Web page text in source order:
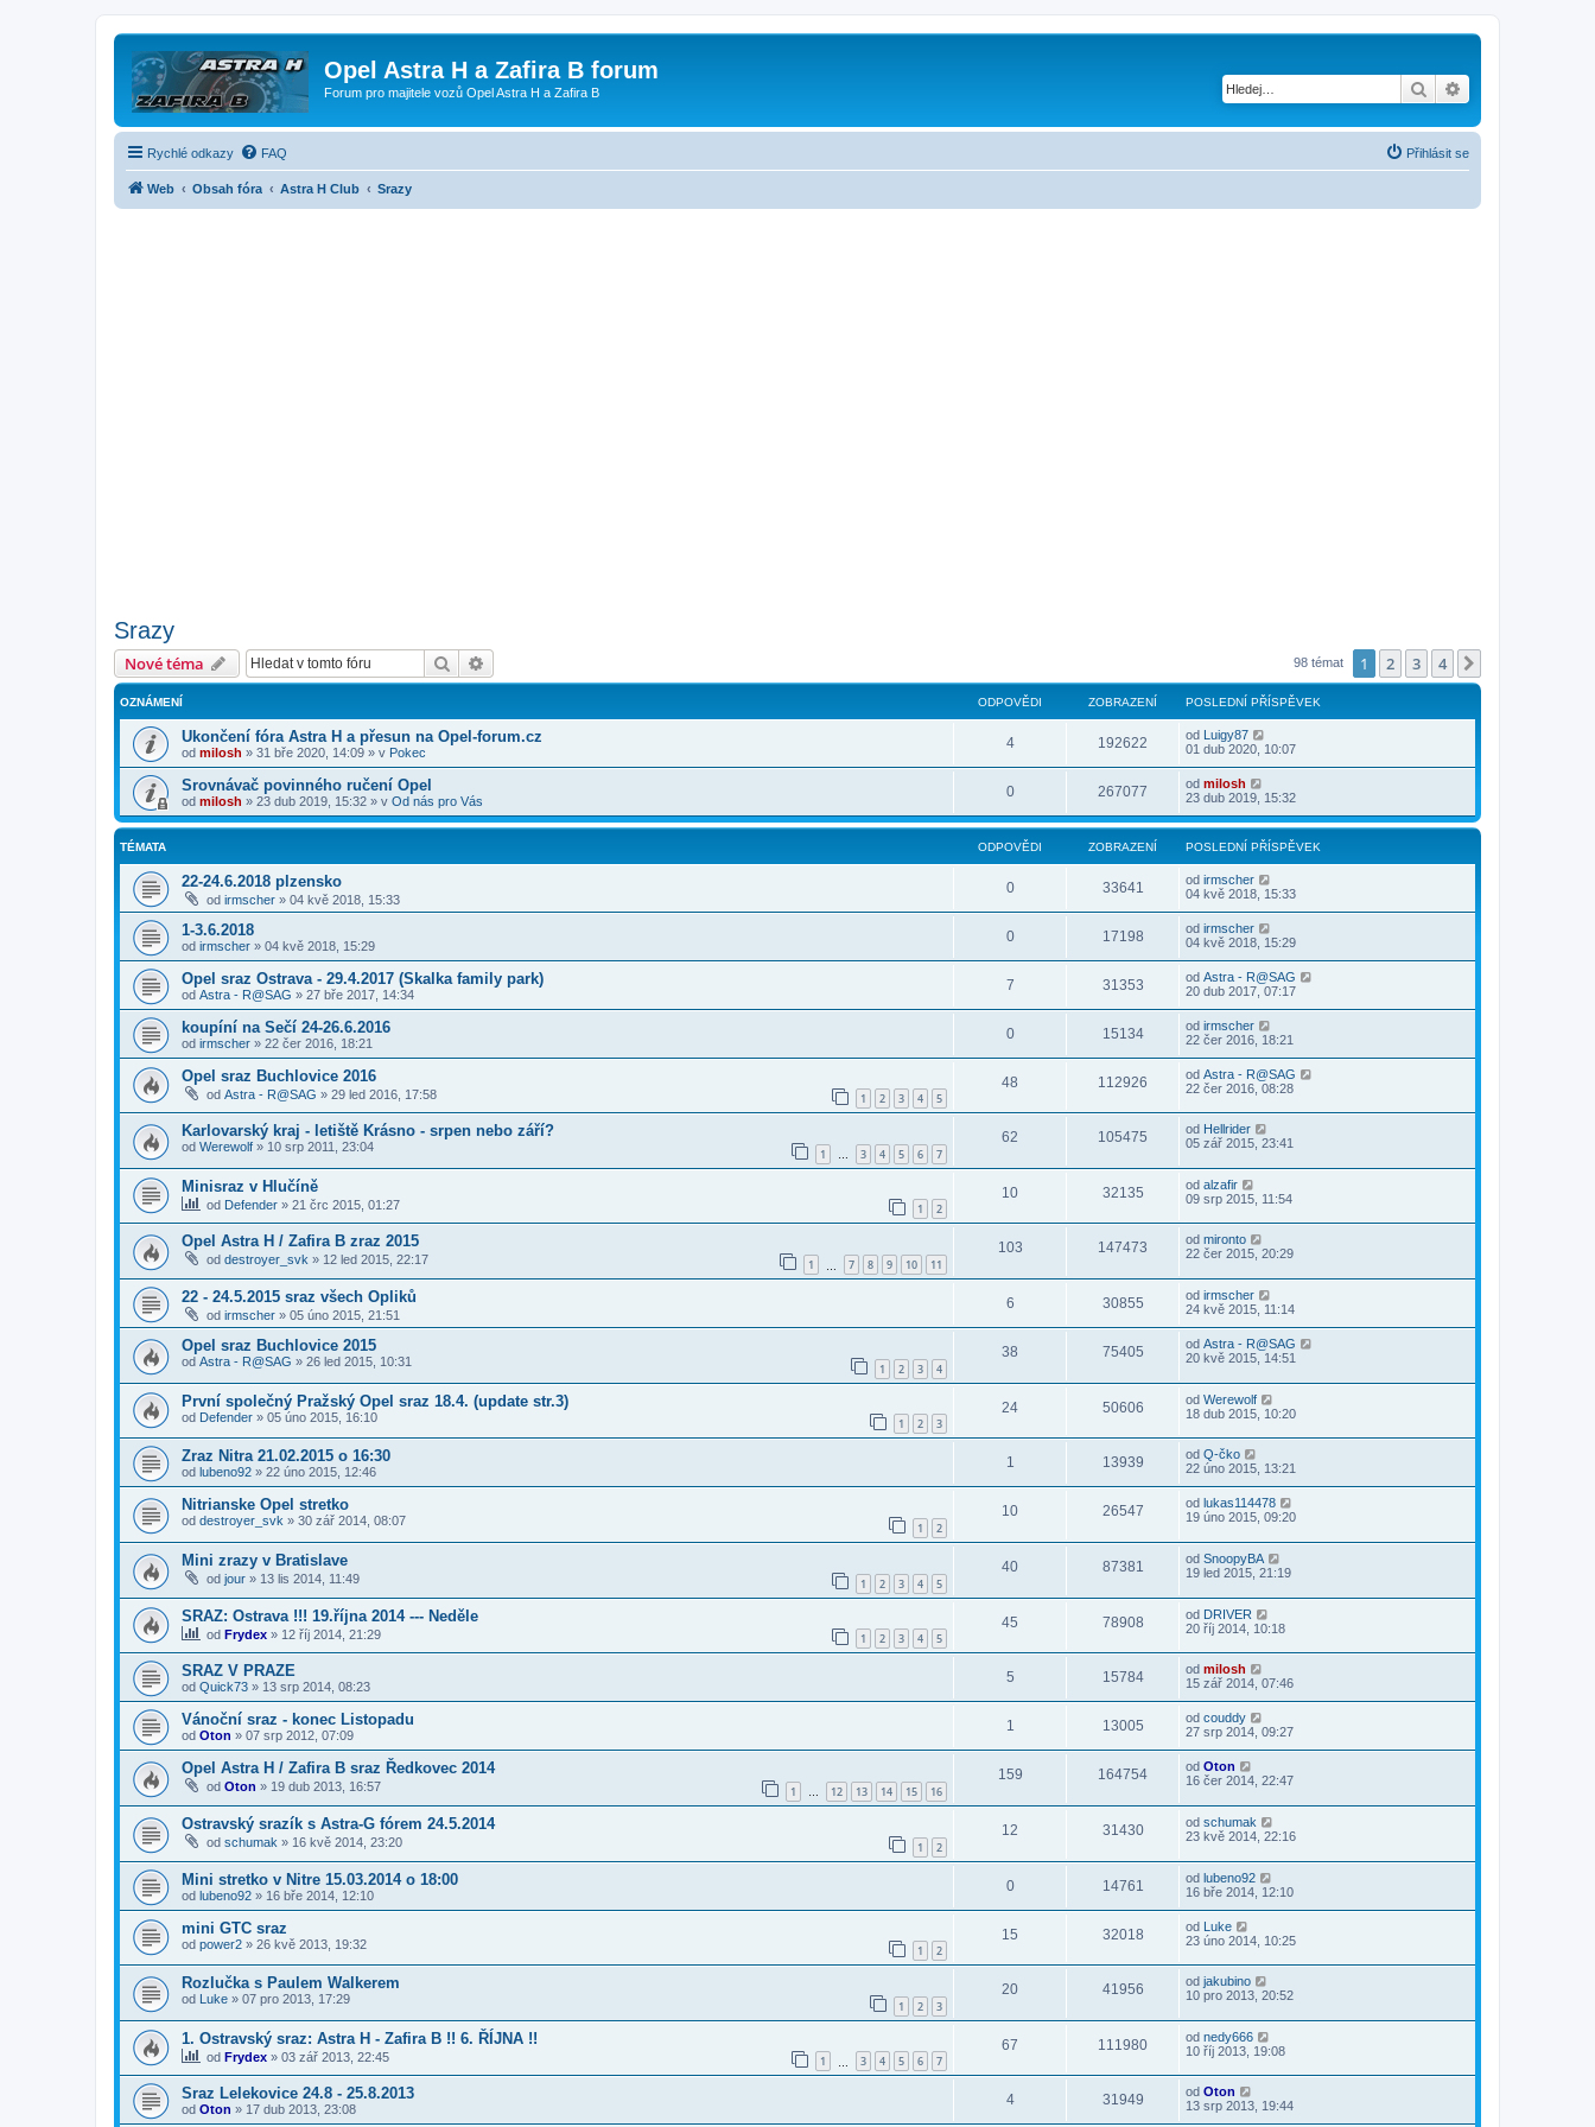
Opel Astra H a Zafira B forum
Forum pro majitele vozů Opel Astra H a Zafira B Hledat
Rychlé odkazy FAQ Přihlásit se
Web Obsah fóra Astra H Club Srazy
Srazy
Nové téma Hledat 98 témat 1 2 3 4
OZNÁMENÍ ODPOVĚDI ZOBRAZENÍ POSLEDNÍ PŘÍSPĚVEK
Ukončení fóra Astra H a přesun na Opel-forum.cz
od milosh » 31 bře 2020, 14:09 » v Pokec
4 192622 od Luigy87
01 dub 2020, 10:07
Srovnávač povinného ručení Opel
od milosh » 23 dub 2019, 15:32 » v Od nás pro Vás
0 267077 od milosh
23 dub 2019, 15:32
TÉMATA ODPOVĚDI ZOBRAZENÍ POSLEDNÍ PŘÍSPĚVEK
22-24.6.2018 plzensko
od irmscher » 04 kvě 2018, 15:33
0 33641 od irmscher
04 kvě 2018, 15:33
1-3.6.2018
od irmscher » 04 kvě 2018, 15:29
0 17198 od irmscher
04 kvě 2018, 15:29
Opel sraz Ostrava - 29.4.2017 (Skalka family park)
od Astra - R@SAG » 27 bře 2017, 14:34
7 31353 od Astra - R@SAG
20 dub 2017, 07:17
koupíní na Sečí 24-26.6.2016
od irmscher » 22 čer 2016, 18:21
0 15134 od irmscher
22 čer 2016, 18:21
Opel sraz Buchlovice 2016
od Astra - R@SAG » 29 led 2016, 17:58 1 2 3 4 5
48 112926 od Astra - R@SAG
22 čer 2016, 08:28
Karlovarský kraj - letiště Krásno - srpen nebo září?
od Werewolf » 10 srp 2011, 23:04 1 … 3 4 5 6 7
62 105475 od Hellrider
05 zář 2015, 23:41
Minisraz v Hlučíně
od Defender » 21 črc 2015, 01:27 1 2
10 32135 od alzafir
09 srp 2015, 11:54
Opel Astra H / Zafira B zraz 2015
od destroyer_svk » 12 led 2015, 22:17 1 7 8 9 10 11
103 147473 od mironto
22 čer 2015, 20:29
22 - 24.5.2015 sraz všech Opliků
od irmscher » 05 úno 2015, 21:51
6 30855 od irmscher
24 kvě 2015, 11:14
Opel sraz Buchlovice 2015
od Astra - R@SAG » 26 led 2015, 10:31 1 2 3 4
38 75405 od Astra - R@SAG
20 kvě 2015, 14:51
První společný Pražský Opel sraz 18.4. (update str.3)
od Defender » 05 úno 2015, 16:10 1 2 3
24 50606 od Werewolf
18 dub 2015, 10:20
Zraz Nitra 21.02.2015 o 16:30
od lubeno92 » 22 úno 2015, 12:46
1 13939 od Q-čko
22 úno 2015, 13:21
Nitrianske Opel stretko
od destroyer_svk » 30 zář 2014, 08:07 1 2
10 26547 od lukas114478
19 úno 2015, 09:20
Mini zrazy v Bratislave
od jour » 13 lis 2014, 11:49 1 2 3 4 5
40 87381 od SnoopyBA
19 led 2015, 21:19
SRAZ: Ostrava !!! 19.října 2014 --- Neděle
od Frydex » 12 říj 2014, 21:29 1 2 3 4 5
45 78908 od DRIVER
20 říj 2014, 10:18
SRAZ V PRAZE
od Quick73 » 13 srp 2014, 08:23
5 15784 od milosh
15 zář 2014, 07:46
Vánoční sraz - konec Listopadu
od Oton » 07 srp 2012, 07:09
1 13005 od couddy
27 srp 2014, 09:27
Opel Astra H / Zafira B sraz Ředkovec 2014
od Oton » 19 dub 2013, 16:57 1 … 12 13 14 15 16
159 164754 od Oton
16 čer 2014, 22:47
Ostravský srazík s Astra-G fórem 24.5.2014
od schumak » 16 kvě 2014, 23:20 1 2
12 31430 od schumak
23 kvě 2014, 22:16
Mini stretko v Nitre 15.03.2014 o 18:00
od lubeno92 » 16 bře 2014, 12:10
0 14761 od lubeno92
16 bře 2014, 12:10
mini GTC sraz
od power2 » 26 kvě 2013, 19:32 1 2
15 32018 od Luke
23 úno 2014, 10:25
Rozlučka s Paulem Walkerem
od Luke » 07 pro 2013, 17:29 1 2 3
20 41956 od jakubino
10 pro 2013, 20:52
1. Ostravský sraz: Astra H - Zafira B !! 6. ŘÍJNA !!
od Frydex » 03 zář 2013, 22:45 1 3 4 5 6 7
67 111980 od nedy666
10 říj 2013, 19:08
Sraz Lelekovice 24.8 - 25.8.2013
od Oton » 17 dub 2013, 23:08
4 31949 od Oton
13 srp 2013, 19:44